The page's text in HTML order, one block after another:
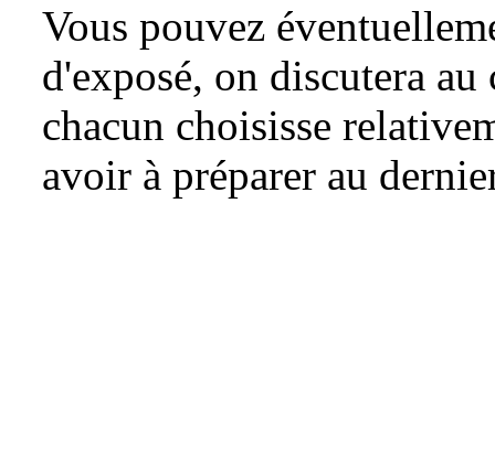
Vous pouvez
d'exposé, on discutera
chacun choisisse
avoir à préparer au